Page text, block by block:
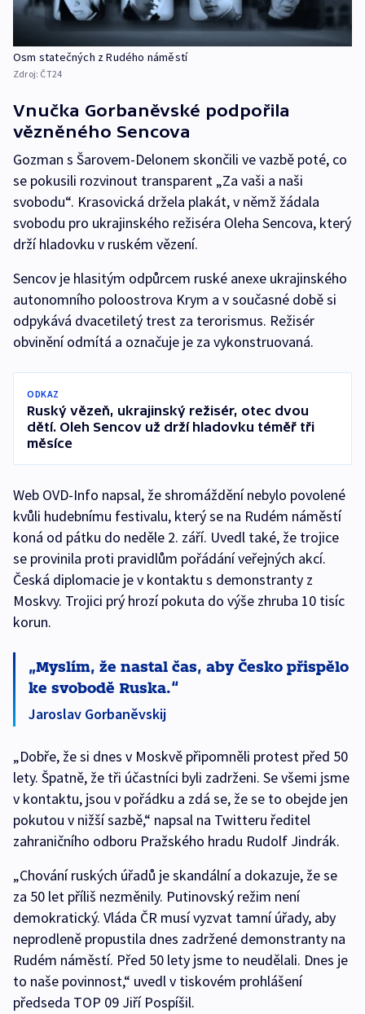
Osm statečných z Rudého náměstí
Zdroj: ČT24
Vnučka Gorbaněvské podpořila
vězněného Sencova
Gozman s Šarovem-Delonem skončili ve vazbě poté, co
se pokusili rozvinout transparent „Za vaši a naši
svobodu“. Krasovická držela plakát, v němž žádala
svobodu pro ukrajinského režiséra Oleha Sencova, který
drží hladovku v ruském vězení.
Sencov je hlasitým odpůrcem ruské anexe ukrajinského
autonomního poloostrova Krym a v současné době si
odpykává dvacetiletý trest za terorismus. Režisér
obvinění odmítá a označuje je za vykonstruovaná.
ODKAZ
Ruský vězeň, ukrajinský režisér, otec dvou
dětí. Oleh Sencov už drží hladovku téměř tři
měsíce
Web OVD-Info napsal, že shromáždění nebylo povolené
kvůli hudebnímu festivalu, který se na Rudém náměstí
koná od pátku do neděle 2. září. Uvedl také, že trojice
se provinila proti pravidlům pořádání veřejných akcí.
Česká diplomacie je v kontaktu s demonstranty z
Moskvy. Trojici prý hrozí pokuta do výše zhruba 10 tisíc
korun.
Myslím, že nastal čas, aby Česko přispělo
ke svobodě Ruska.
Jaroslav Gorbaněvskij
„Dobře, že si dnes v Moskvě připomněli protest před 50
lety. Špatně, že tři účastníci byli zadrženi. Se všemi jsme
v kontaktu, jsou v pořádku a zdá se, že se to obejde jen
pokutou v nižší sazbě,“ napsal na Twitteru ředitel
zahraničního odboru Pražského hradu Rudolf Jindrák.
„Chování ruských úřadů je skandální a dokazuje, že se
za 50 let příliš nezměnily. Putinovský režim není
demokratický. Vláda ČR musí vyzvat tamní úřady, aby
neprodleně propustila dnes zadržené demonstranty na
Rudém náměstí. Před 50 lety jsme to neudělali. Dnes je
to naše povinnost,“ uvedl v tiskovém prohlášení
předseda TOP 09 Jiří Pospíšil.